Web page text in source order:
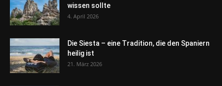
wissen sollte
4. April 2026
Die Siesta – eine Tradition, die den Spaniern
heilig ist
21. März 2026